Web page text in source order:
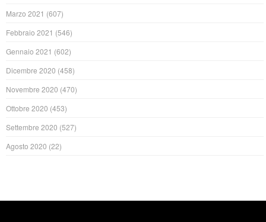
Marzo 2021 (607)
Febbraio 2021 (546)
Gennaio 2021 (602)
Dicembre 2020 (458)
Novembre 2020 (470)
Ottobre 2020 (453)
Settembre 2020 (527)
Agosto 2020 (22)